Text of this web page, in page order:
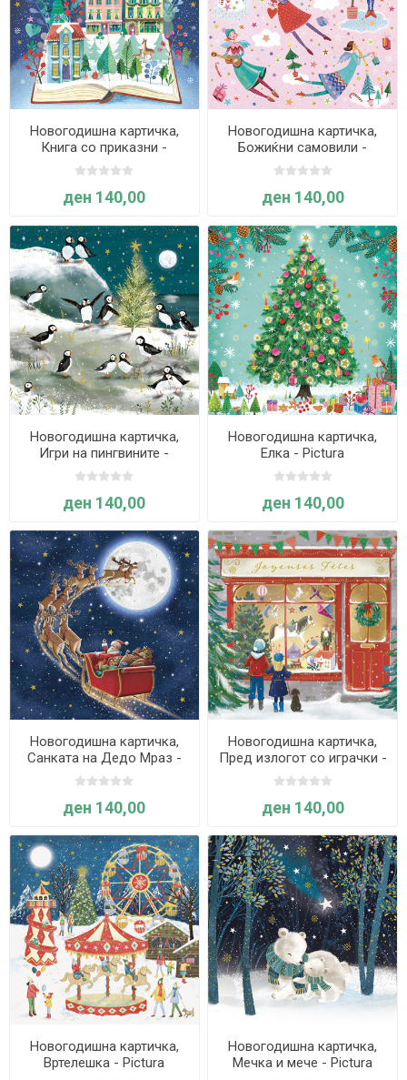
Новогодишна картичка,
Книга со приказни -
Pictura
ден 140,00
Новогодишна картичка,
Божиќни самовили -
Pictura
ден 140,00
Новогодишна картичка,
Игри на пингвините -
Pictura
ден 140,00
Новогодишна картичка,
Елка - Pictura
ден 140,00
Новогодишна картичка,
Санката на Дедо Мраз -
Pictura
ден 140,00
Новогодишна картичка,
Пред излогот со играчки -
Pictura
ден 140,00
Новогодишна картичка,
Вртелешка - Pictura
Новогодишна картичка,
Мечка и мече - Pictura